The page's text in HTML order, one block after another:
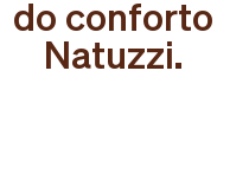
do conforto
Natuzzi.